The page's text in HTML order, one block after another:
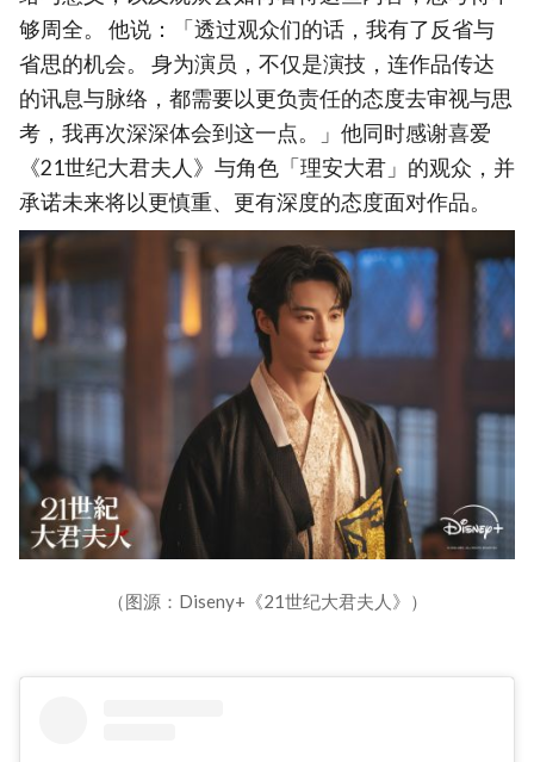
够周全。 他说：「透过观众们的话，我有了反省与
省思的机会。 身为演员，不仅是演技，连作品传达
的讯息与脉络，都需要以更负责任的态度去审视与思
考，我再次深深体会到这一点。」他同时感谢喜爱
《21世纪大君夫人》与角色「理安大君」的观众，并
承诺未来将以更慎重、更有深度的态度面对作品。
（图源：Diseny+《21世纪大君夫人》）